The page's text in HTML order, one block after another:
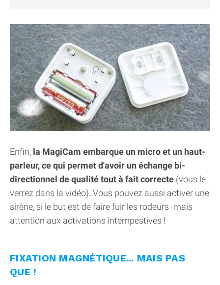
Enfin, la MagiCam embarque un micro et un haut-
parleur, ce qui permet d'avoir un échange bi-
directionnel de qualité tout à fait correcte (vous le
verrez dans la vidéo). Vous pouvez aussi activer une
sirène, si le but est de faire fuir les rodeurs -mais
attention aux activations intempestives !
FIXATION MAGNÉTIQUE... MAIS PAS
QUE !